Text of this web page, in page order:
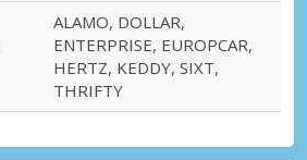
ALAMO, DOLLAR,
ENTERPRISE, EUROPCAR,
HERTZ, KEDDY, SIXT,
THRIFTY